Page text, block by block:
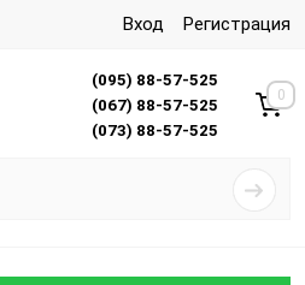
Вход Регистрация
(095) 88-57-525
(067) 88-57-525
(073) 88-57-525
0